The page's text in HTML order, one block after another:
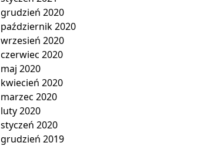
grudzień 2020
październik 2020
wrzesień 2020
czerwiec 2020
maj 2020
kwiecień 2020
marzec 2020
luty 2020
styczeń 2020
grudzień 2019